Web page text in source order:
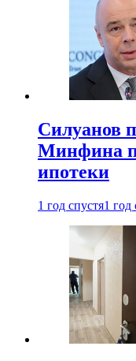
Силуанов
Минфина
ипотеки
1 год спустя1 год